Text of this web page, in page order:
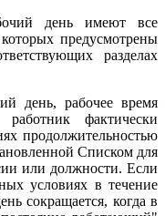
день имеют все
предусмотрены
разделах
день, рабочее время
фактически
продолжительностью
Списком для
или должности. Если
условиях в течение
сокращается, когда в